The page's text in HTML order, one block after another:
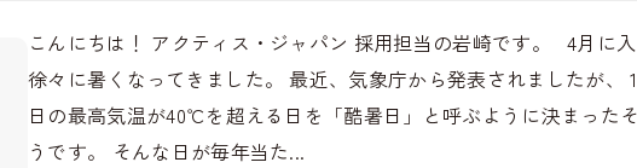
こんにちは！ アクティス・ジャパン 採用担当の岩崎です。 4月に入
徐々に暑くなってきました。 最近、気象庁から発表されましたが、 1
日の最高気温が40℃を超える日を「酷暑日」と呼ぶように決まったそ
うです。 そんな日が毎年当た...